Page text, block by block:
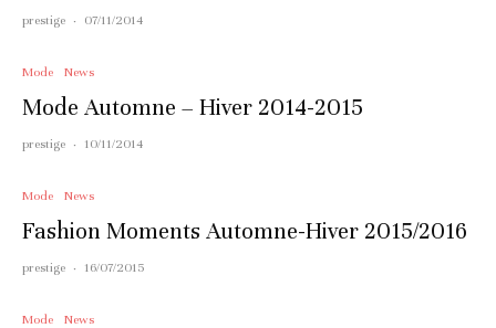
prestige · 07/11/2014
Mode News
Mode Automne – Hiver 2014-2015
prestige · 10/11/2014
Mode News
Fashion Moments Automne-Hiver 2015/2016
prestige · 16/07/2015
Mode News